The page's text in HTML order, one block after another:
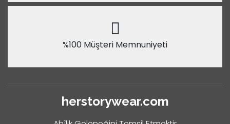
%100 Müşteri Memnuniyeti
herstorywear.com